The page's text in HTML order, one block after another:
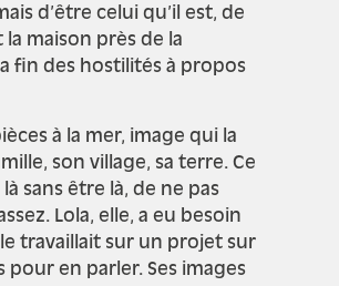
d’être celui qu’il est, de
maison près de la
fin des hostilités à propos
à la mer, image qui la
son village, sa terre. Ce
sans être là, de ne pas
Lola, elle, a eu besoin
travaillait sur un projet sur
pour en parler. Ses images